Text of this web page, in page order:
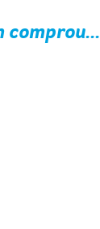
comprou...